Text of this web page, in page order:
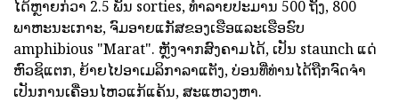
ໄດ້ຫຼາຍກ່ວາ 2.5 ພັນ sorties, ທໍາລາຍປະມານ 500 ຖັງ, 800
ພາຫະນະເກາະ, ຈົມອາຍແກັສຂອງເຮືອແລະເຮືອຮົບ
amphibious "Marat". ຫຼັງຈາກສົງຄາມໄດ້, ເປັນ staunch ແດ່
ຫົວຊິແຕກ, ຍ້າຍໄປອາເມລິກາລາແຕັງ, ບ່ອນທີ່ທ່ານໄດ້ຖືກຈົດຈໍາ
ເປັນການເຄື່ອນໄຫວແກ້ແຄ້ນ, ສະແຫວງຫາ.